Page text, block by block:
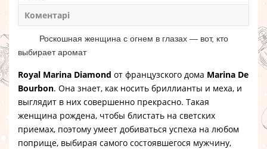
Коментарі
Роскошная женщина с огнем в глазах — вот, кто
выбирает аромат
Royal Marina Diamond от французского дома Marina De
Bourbon. Она знает, как носить бриллианты и меха, и
выглядит в них совершенно прекрасно. Такая
женщина рождена, чтобы блистать на светских
приемах, поэтому умеет добиваться успеха на любом
поприще, выбирая самого состоявшегося мужчину,